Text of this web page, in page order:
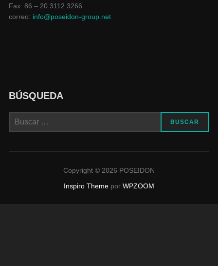
Fax: 86 – 20 3112 3266
correo: info@poseidon-group.net
BÚSQUEDA
BUSCAR
Copyright © 2026 POSEIDON
Inspiro Theme por WPZOOM